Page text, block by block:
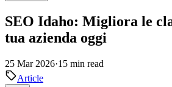
SEO Idaho: Migliora le
tua azienda oggi
25 Mar 2026·15 min read
Article